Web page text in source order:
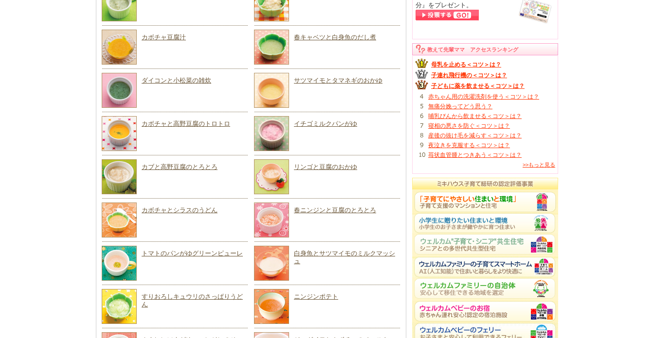
カボチャ豆腐汁 春キャベツと白身魚のだし煮
ダイコンと小松菜の雑炊 サツマイモとタマネギのおかゆ
カボチャと高野豆腐のトロトロ イチゴミルクパンがゆ
カブと高野豆腐のとろとろ リンゴと豆腐のおかゆ
カボチャとシラスのうどん 春ニンジンと豆腐のとろとろ
トマトのパンがゆグリーンピューレ
白身魚とサツマイモのミルクマッシ
ュ
すりおろしキュウリのさっぱりうど
ん
ニンジンポテト
分』をプレゼント。
教えて先輩ママ アクセスランキング
母乳を止める＜コツ＞は？
子連れ飛行機の＜コツ＞は？
子どもに薬を飲ませる＜コツ＞は？
赤ちゃん用の洗濯洗剤を使う＜コツ＞は？
無痛分娩ってどう思う？
哺乳びんから飲ませる＜コツ＞は？
寝相の悪さを防ぐ＜コツ＞は？
産後の抜け毛を減らす＜コツ＞は？
夜泣きを克服する＜コツ＞は？
苺状血管腫とつきあう＜コツ＞は？
>>もっと見る